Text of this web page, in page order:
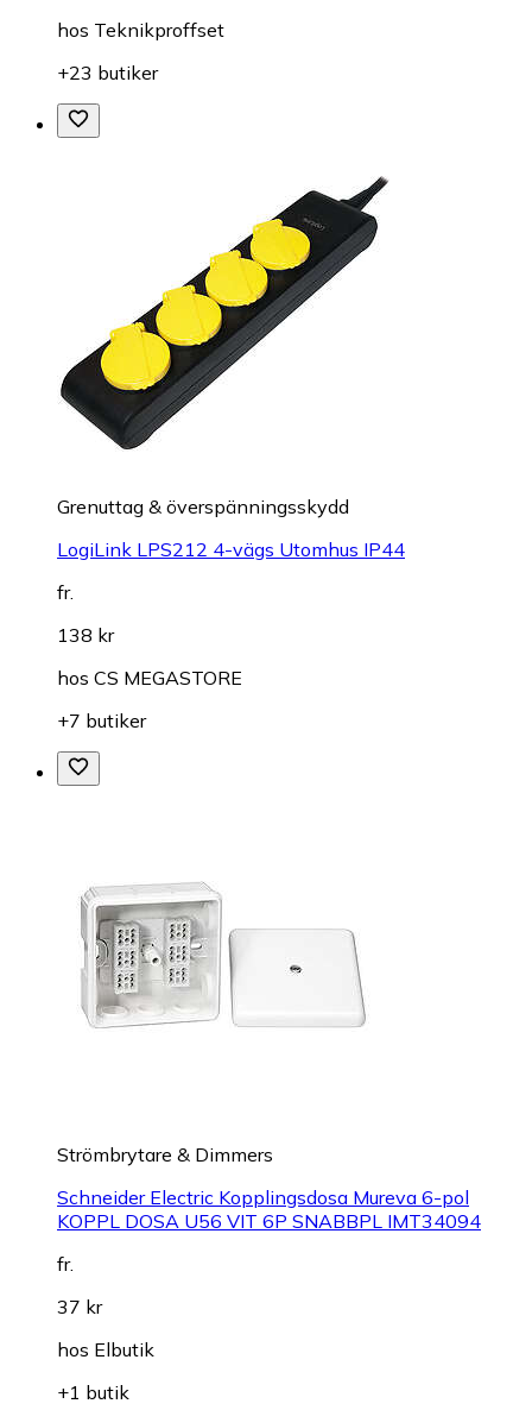
hos Teknikproffset
+23 butiker
Grenuttag & överspänningsskydd
LogiLink LPS212 4-vägs Utomhus IP44
fr.
138 kr
hos CS MEGASTORE
+7 butiker
Strömbrytare & Dimmers
Schneider Electric Kopplingsdosa Mureva 6-pol
KOPPL DOSA U56 VIT 6P SNABBPL IMT34094
fr.
37 kr
hos Elbutik
+1 butik